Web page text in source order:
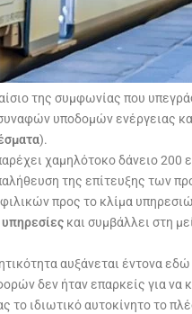
της συμφωνίας που
υποδομών ενέργειας
).
χαμηλότοκο δάνειο
της επίτευξης
προς το κλίμα
και συμβάλλει στη
αυξάνεται έντονα εδώ
δεν ήταν επαρκείς για
το ιδιωτικό αυτοκίνητο το